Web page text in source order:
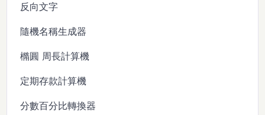
反向文字
隨機名稱生成器
橢圓 周長計算機
定期存款計算機
分數百分比轉換器